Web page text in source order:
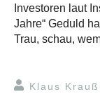
Investoren laut
Jahre“ Geduld
Trau, schau,
Klaus Krauß